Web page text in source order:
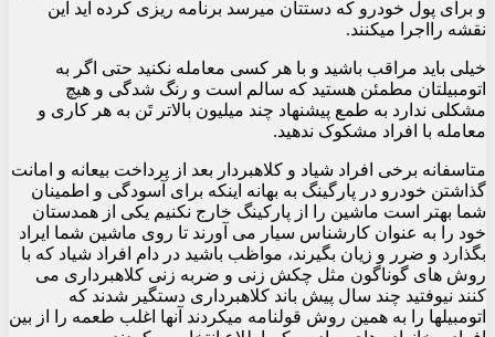
و برای پول خودرو که دستتان میرسد برنامه ریزی کرده اید این
نقشه رااجرا میکنند.
‏خیلی باید مراقب باشید و با هر کسی معامله نکنید حتی اگر به
اتومبیلتان مطمئن هستید که سالم است و رنگ شدگی و هیچ
مشکلی ندارد به طمع پیشنهاد چند میلیون بالاتر تَن به هر کاری و
معامله با افراد مشکوک ندهید.
متاسفانه برخی افراد شیاد و کلاهبردار بعد از پرداخت بیعانه و امانت
گذاشتن خودرو در پارگینگ به بهانه اینکه برای آسودگی و اطمینان
شما بهتر است ماشین را از پارکینگ خارج نکنیم یکی از همدستان
خود را به عنوان کارشناس سیار می آورند تا روی ماشین شما ایراد
بگذارد و ضرر و زیان بگیرند، مواظب باشید در دام افراد شیاد که با
روش های گوناگون مثل چکش زنی و ضربه زنی کلاهبرداری می
کنند نیوفتید چند سال پیش باند کلاهبرداری دستگیر شدند که
اتومبیلها را به همین روش قولنامه میکردند آنها اغلب طعمه را از بین